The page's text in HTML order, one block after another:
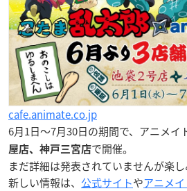
cafe.animate.co.jp
6月1日〜7月30日の期間で、アニメイ
屋店、神戸三宮店で開催。
まだ詳細は発表されていませんが楽
新しい情報は、 公式サイトやアニメ